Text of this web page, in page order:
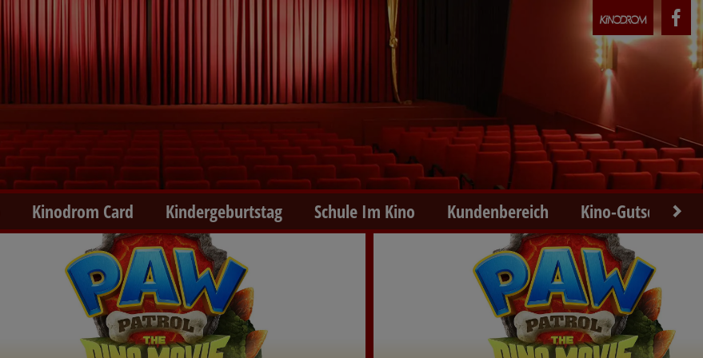
Kinodrom Card Kindergeburtstag Schule Im Kino Kundenbereich Kino-Gutscheine